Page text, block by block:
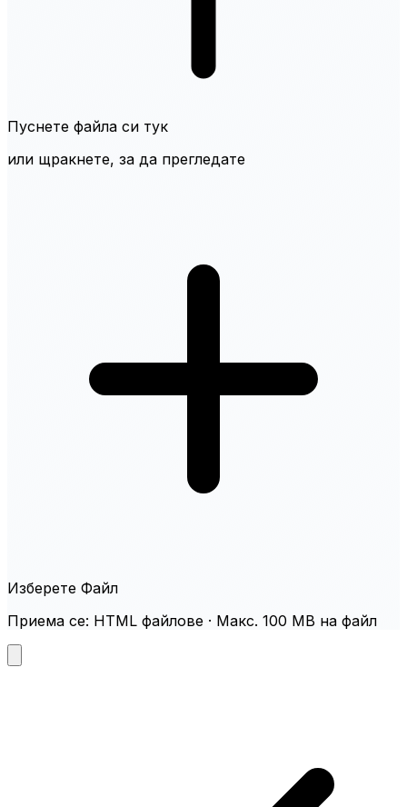
Пуснете файла си тук
или щракнете, за да прегледате
Изберете Файл
Приема се: HTML файлове · Макс. 100 MB на файл